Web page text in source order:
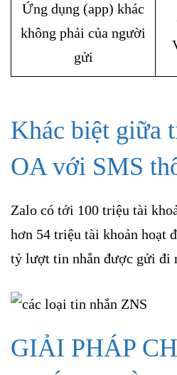
Ứng dụng (app) khác
không phải của người
gửi
Khác biệt giữa
OA với SMS
Zalo có tới 100 triệu tài
hơn 54 triệu tài khoản hoạt
tỷ lượt tin nhắn được gửi đi
GIẢI PHÁP